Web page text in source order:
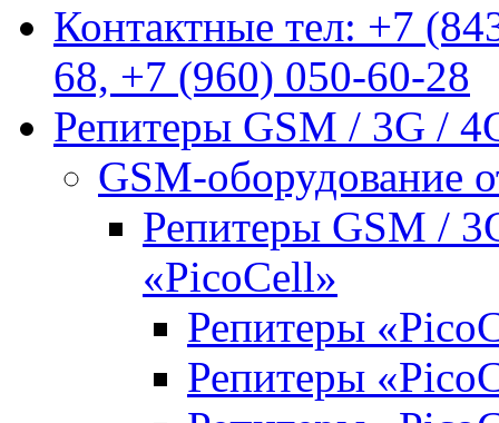
Контактные тел: +7
68, +7 (960) 050-60-28
Репитеры GSM / 3G /
GSM-оборудование
Репитеры GSM /
«PicoCell»
Репитеры
Репитеры